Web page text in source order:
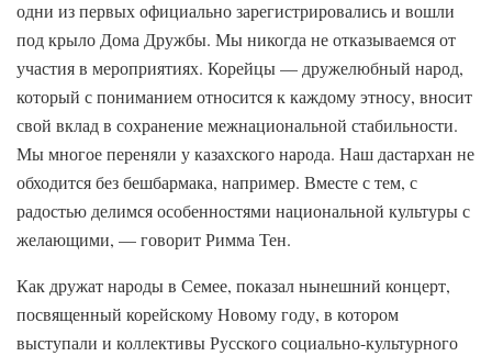
одни из первых официально зарегистрировались и вошли
под крыло Дома Дружбы. Мы никогда не отказываемся от
участия в мероприятиях. Корейцы — дружелюбный народ,
который с пониманием относится к каждому этносу, вносит
свой вклад в сохранение межнациональной стабильности.
Мы многое переняли у казахского народа. Наш дастархан не
обходится без бешбармака, например. Вместе с тем, с
радостью делимся особенностями национальной культуры с
желающими, — говорит Римма Тен.
Как дружат народы в Семее, показал нынешний концерт,
посвященный корейскому Новому году, в котором
выступали и коллективы Русского социально-культурного